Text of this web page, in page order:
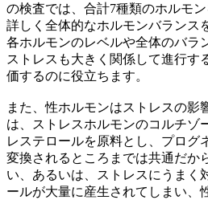
の検査では、合計7種類のホルモ
詳しく全体的なホルモンバランス
各ホルモンのレベルや全体のバラ
ストレスも大きく関係して進行す
価するのに役立ちます。
また、性ホルモンはストレスの影
は、ストレスホルモンのコルチゾ
レステロールを原料とし、プログ
変換されるところまでは共通だか
い、あるいは、ストレスにうまく
ールが大量に産生されてしまい、